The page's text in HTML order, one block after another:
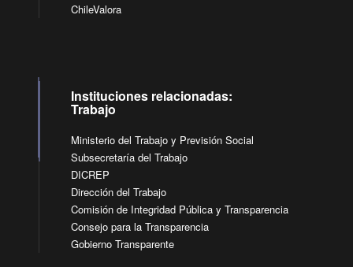
ChileValora
Instituciones relacionadas:
Trabajo
Ministerio del Trabajo y Previsión Social
Subsecretaría del Trabajo
DICREP
Dirección del Trabajo
Comisión de Integridad Pública y Transparencia
Consejo para la Transparencia
Gobierno Transparente